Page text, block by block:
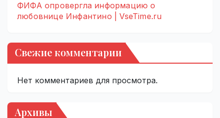
ФИФА опровергла информацию о
любовнице Инфантино | VseTime.ru
Свежие комментарии
Нет комментариев для просмотра.
Архивы